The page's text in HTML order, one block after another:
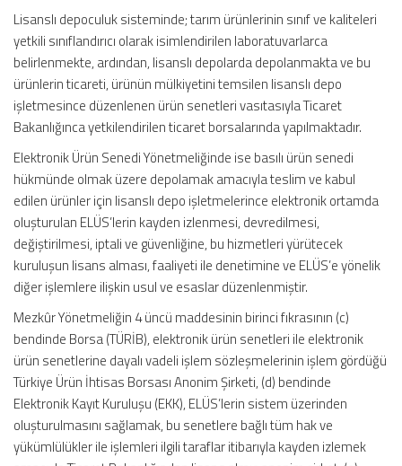
Lisanslı depoculuk sisteminde; tarım ürünlerinin sınıf ve kaliteleri
yetkili sınıflandırıcı olarak isimlendirilen laboratuvarlarca
belirlenmekte, ardından, lisanslı depolarda depolanmakta ve bu
ürünlerin ticareti, ürünün mülkiyetini temsilen lisanslı depo
işletmesince düzenlenen ürün senetleri vasıtasıyla Ticaret
Bakanlığınca yetkilendirilen ticaret borsalarında yapılmaktadır.
Elektronik Ürün Senedi Yönetmeliğinde ise basılı ürün senedi
hükmünde olmak üzere depolamak amacıyla teslim ve kabul
edilen ürünler için lisanslı depo işletmelerince elektronik ortamda
oluşturulan ELÜS’lerin kayden izlenmesi, devredilmesi,
değiştirilmesi, iptali ve güvenliğine, bu hizmetleri yürütecek
kuruluşun lisans alması, faaliyeti ile denetimine ve ELÜS’e yönelik
diğer işlemlere ilişkin usul ve esaslar düzenlenmiştir.
Mezkûr Yönetmeliğin 4 üncü maddesinin birinci fıkrasının (c)
bendinde Borsa (TÜRİB), elektronik ürün senetleri ile elektronik
ürün senetlerine dayalı vadeli işlem sözleşmelerinin işlem gördüğü
Türkiye Ürün İhtisas Borsası Anonim Şirketi, (d) bendinde
Elektronik Kayıt Kuruluşu (EKK), ELÜS’lerin sistem üzerinden
oluşturulmasını sağlamak, bu senetlere bağlı tüm hak ve
yükümlülükler ile işlemleri ilgili taraflar itibarıyla kayden izlemek